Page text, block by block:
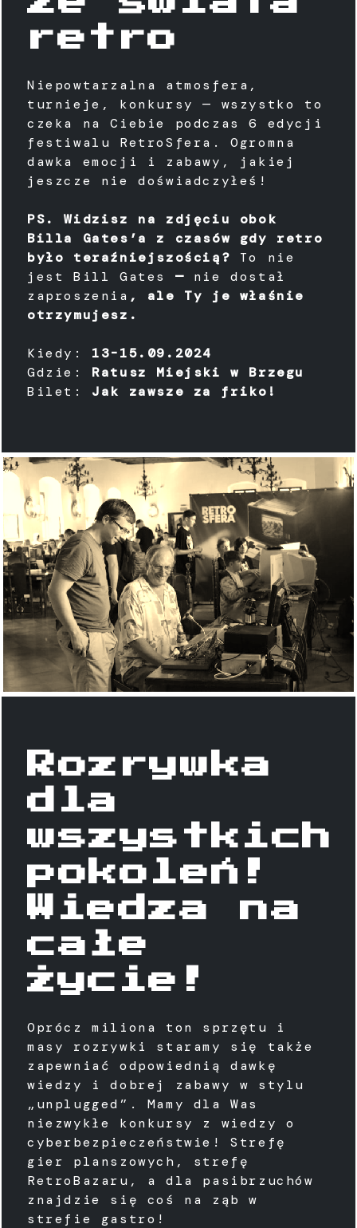
retro
Niepowtarzalna atmosfera,
turnieje, konkursy — wszystko to
czeka na Ciebie podczas 6 edycji
festiwalu RetroSfera. Ogromna
dawka emocji i zabawy, jakiej
jeszcze nie doświadczyłeś!
PS. Widzisz na zdjęciu obok
Billa Gates’a z czasów gdy retro
było teraźniejszością? To nie
jest Bill Gates
— nie dostał
zaproszenia , ale Ty je właśnie
otrzymujesz.
Kiedy:
13-15.09.2024
Gdzie: Ratusz Miejski w Brzegu
Bilet: Jak zawsze za friko!
Rozrywka
dla
wszystkich
pokoleń!
Wiedza na
całe
życie!
Oprócz miliona ton sprzętu i
masy rozrywki staramy się także
zapewniać odpowiednią dawkę
wiedzy i dobrej zabawy w stylu
„unplugged”. Mamy dla Was
niezwykłe konkursy z wiedzy o
cyberbezpieczeństwie! Strefę
gier planszowych, strefę
RetroBazaru, a dla pasibrzuchów
znajdzie się coś na ząb w
strefie gastro!